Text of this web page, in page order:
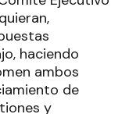
haciendo
ambos
de
y